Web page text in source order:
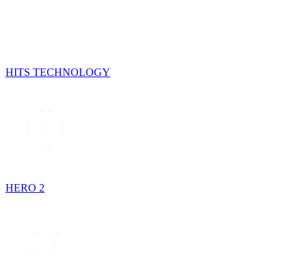
HITS TECHNOLOGY
HERO 2